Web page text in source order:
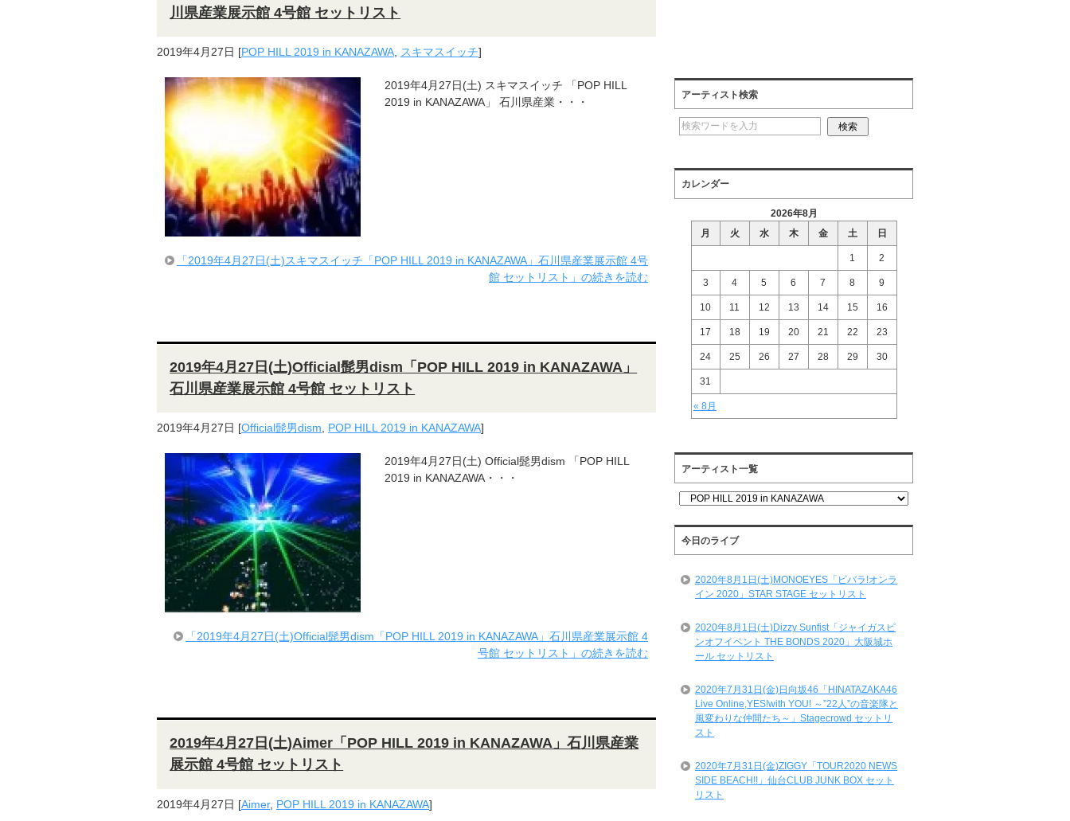
川県産業展示館 4号館 セットリスト
2019年4月27日 [POP HILL 2019 in KANAZAWA スキマスイッチ]
2019年4月27日(土) スキマスイッチ 「POP HILL
2019 in KANAZAWA」 石川県産業・・・
「2019年4月27日(土)スキマスイッチ「POP HILL 2019 in KANAZAWA」石川県産業展示館 4号
館 セットリスト」の続きを読む
2019年4月27日(土)Official髭男dism「POP HILL 2019 in KANAZAWA」
石川県産業展示館 4号館 セットリスト
2019年4月27日 [Official髭男dism POP HILL 2019 in KANAZAWA]
2019年4月27日(土) Official髭男dism 「POP HILL
2019 in KANAZAWA・・・
「2019年4月27日(土)Official髭男dism「POP HILL 2019 in KANAZAWA」石川県産業展示館 4
号館 セットリスト」の続きを読む
2019年4月27日(土)Aimer「POP HILL 2019 in KANAZAWA」石川県産業
展示館 4号館 セットリスト
2019年4月27日 [Aimer, POP HILL 2019 in KANAZAWA]
アーティスト検索
カレンダー
2026年8月
月
火 水 木 金 土 日
« 8月
1 2
3 4 5 6 7 8 9
10 11 12 13 14 15 16
17 18 19 20 21 22 23
24 25 26 27 28 29 30
31
アーティスト一覧
テ
ィ
ス
一
今日のライブ
2020年8月1日(土)MONOEYES「ビバラ!オンラ
イン 2020」STAR STAGE セットリスト
2020年8月1日(土)Dizzy Sunfist「ジャイガスピ
ンオフイベント THE BONDS 2020」大阪城ホ
ール セットリスト
2020年7月31日(金)日向坂46「HINATAZAKA46
Live Online,YES!with YOU! ～”22人”の音楽隊と
風変わりな仲間たち～」Stagecrowd セットリ
スト
2020年7月31日(金)ZIGGY「TOUR2020 NEWS
SIDE BEACH!!」仙台CLUB JUNK BOX セット
リスト